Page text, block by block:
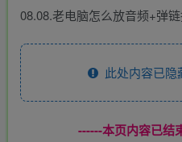
08.08.老电脑怎么放音频+弹
此处内容已隐
------本页内容已结